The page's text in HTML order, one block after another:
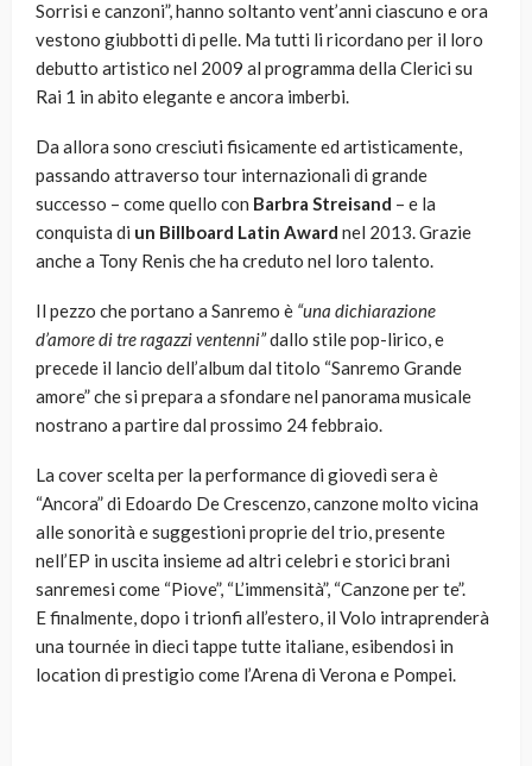
Sorrisi e canzoni”, hanno soltanto vent’anni ciascuno e ora
vestono giubbotti di pelle. Ma tutti li ricordano per il loro
debutto artistico nel 2009 al programma della Clerici su
Rai 1 in abito elegante e ancora imberbi.
Da allora sono cresciuti fisicamente ed artisticamente,
passando attraverso tour internazionali di grande
successo – come quello con Barbra Streisand – e la
conquista di un Billboard Latin Award nel 2013. Grazie
anche a Tony Renis che ha creduto nel loro talento.
Il pezzo che portano a Sanremo è “una dichiarazione
d’amore di tre ragazzi ventenni”dallo stile pop-lirico, e
precede il lancio dell’album dal titolo “Sanremo Grande
amore” che si prepara a sfondare nel panorama musicale
nostrano a partire dal prossimo 24 febbraio.
La cover scelta per la performance di giovedì sera è
“Ancora” di Edoardo De Crescenzo, canzone molto vicina
alle sonorità e suggestioni proprie del trio, presente
nell’EP in uscita insieme ad altri celebri e storici brani
sanremesi come “Piove”, “L’immensità”, “Canzone per te”.
E finalmente, dopo i trionfi all’estero, il Volo intraprenderà
una tournée in dieci tappe tutte italiane, esibendosi in
location di prestigio come l’Arena di Verona e Pompei.